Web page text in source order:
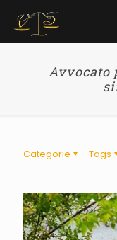
Avvocato
Categorie Tags